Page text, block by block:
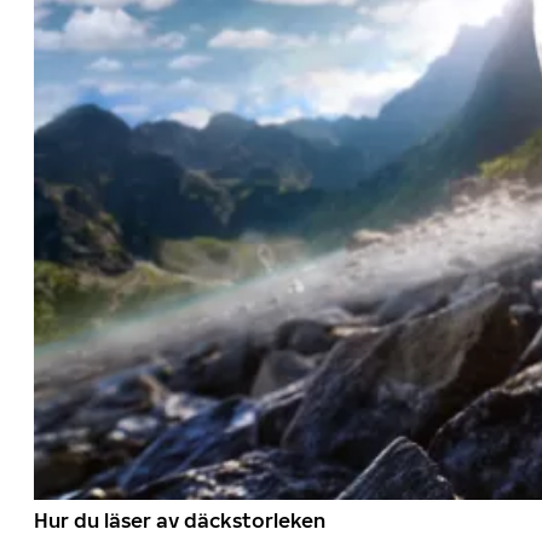
Hur du läser av däckstorleken